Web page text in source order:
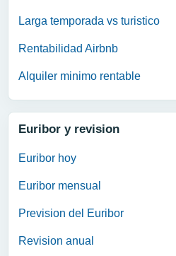
Larga temporada vs turistico
Rentabilidad Airbnb
Alquiler minimo rentable
Euribor y revision
Euribor hoy
Euribor mensual
Prevision del Euribor
Revision anual